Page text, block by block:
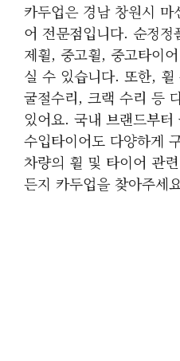
카두업은 경남 창원시 마
어 전문점입니다. 순정
제휠, 중고휠, 중고타이
실 수 있습니다. 또한,
굴절수리, 크랙 수리 등
있어요. 국내 브랜드부
수입타이어도 다양하게
차량의 휠 및 타이어 관
든지 카두업을 찾아주세